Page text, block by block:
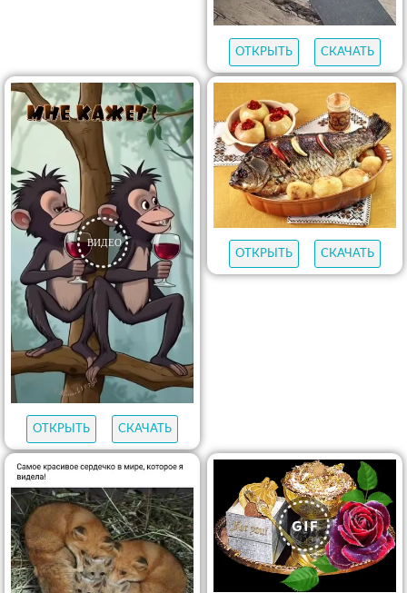
ОТКРЫТЬ СКАЧАТЬ
ОТКРЫТЬ СКАЧАТЬ
ОТКРЫТЬ СКАЧАТЬ